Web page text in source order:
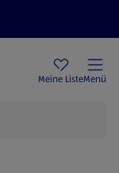
Meine ListeMenü